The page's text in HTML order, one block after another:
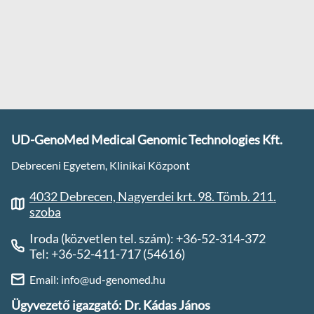
UD-GenoMed Medical Genomic Technologies Kft.
Debreceni Egyetem, Klinikai Központ
4032 Debrecen, Nagyerdei krt. 98. Tömb. 211.
szoba
Iroda (közvetlen tel. szám): +36-52-314-372
Tel: +36-52-411-717 (54616)
Email: info@ud-genomed.hu
Ügyvezető igazgató: Dr. Kádas János